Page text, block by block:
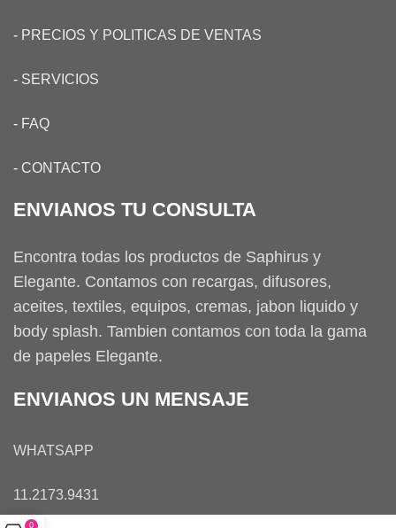
- PRECIOS Y POLITICAS DE VENTAS
- SERVICIOS
- FAQ
- CONTACTO
ENVIANOS TU CONSULTA
Encontra todas los productos de Saphirus y
Elegante. Contamos con recargas, difusores,
aceites, textiles, equipos, cremas, jabon liquido y
body splash. Tambien contamos con toda la gama
de papeles Elegante.
ENVIANOS UN MENSAJE
WHATSAPP
11.2173.9431
0